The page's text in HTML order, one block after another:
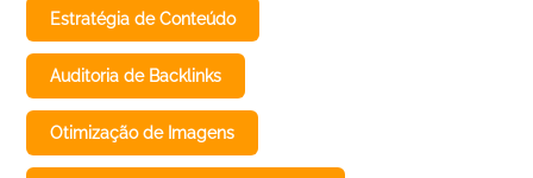
Estratégia de Conteúdo
Auditoria de Backlinks
Otimização de Imagens